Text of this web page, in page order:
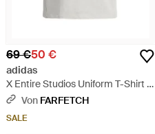
69 €50 €
adidas
X Entire Studios Uniform T-Shirt -
GrauVon FARFETCH
SALE